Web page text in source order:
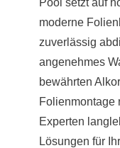
Pool setzt auf
moderne
zuverlässig
angenehmes
bewährten
Folienmontage
Experten
Lösungen für